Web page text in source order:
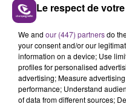
LE MAGASIN
SES PORTES
C'était l'une des
rémois. Le magasin
fermer ses portes.
TITRES
Le respect de
We and our (447) partnersdo
your consent and/or our
information on a device; Use
profiles for personalised
advertising; Measure
performance; Understand
of data from different sources;